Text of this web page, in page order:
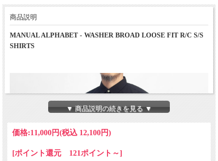
商品説明
MANUAL ALPHABET - WASHER BROAD LOOSE FIT R/C S/S
SHIRTS
▼ 商品説明の続きを見る ▼
価格:11,000円(税込 12,100円)
[ポイント還元 121ポイント～]